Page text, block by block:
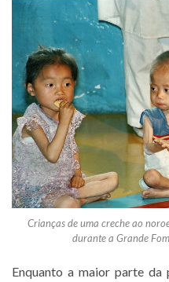
Crianças de uma creche ao
durante a Grande
Enquanto a maior parte da